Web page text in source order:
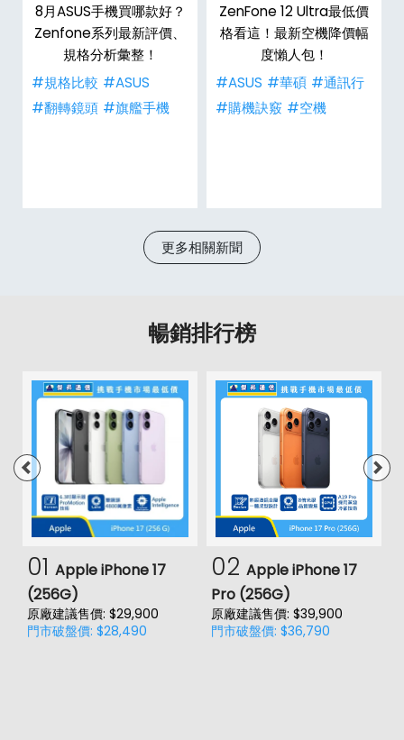
8月ASUS手機買哪款好？
Zenfone系列最新評價、
規格分析彙整！
#規格比較 #ASUS
#翻轉鏡頭 #旗艦手機
ZenFone 12 Ultra最低價
格看這！最新空機降價幅
度懶人包！
#ASUS #華碩 #通訊行
#購機訣竅 #空機
更多相關新聞
暢銷排行榜
01 Apple iPhone 17
(256G)
原廠建議售價: $29,900
門市破盤價: $28,490
02 Apple iPhone 17
Pro (256G)
原廠建議售價: $39,900
門市破盤價: $36,790